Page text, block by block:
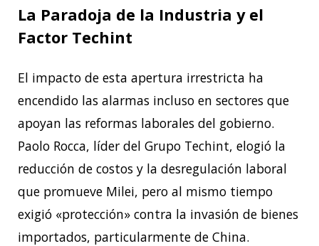
La Paradoja de la Industria y el
Factor Techint
El impacto de esta apertura irrestricta ha
encendido las alarmas incluso en sectores que
apoyan las reformas laborales del gobierno.
Paolo Rocca, líder del Grupo Techint, elogió la
reducción de costos y la desregulación laboral
que promueve Milei, pero al mismo tiempo
exigió «protección» contra la invasión de bienes
importados, particularmente de China.